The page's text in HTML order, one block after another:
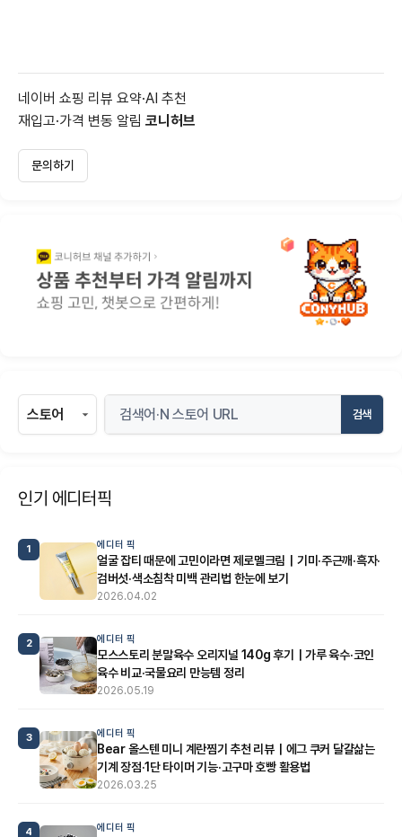
네이버 쇼핑 리뷰 요약·AI 추천
재입고·가격 변동 알림 코니허브
문의하기
검색
인기 에디터픽
1 에디터 픽
얼굴 잡티 때문에 고민이라면 제로멜크림｜기미·주근깨·흑자·
검버섯·색소침착 미백 관리법 한눈에 보기
2026.04.02
2 에디터 픽
모스스토리 분말육수 오리지널 140g 후기｜가루 육수·코인
육수 비교·국물요리 만능템 정리
2026.05.19
3 에디터 픽
Bear 올스텐 미니 계란찜기 추천 리뷰｜에그 쿠커 달걀삶는
기계 장점·1단 타이머 기능·고구마 호빵 활용법
2026.03.25
4 에디터 픽